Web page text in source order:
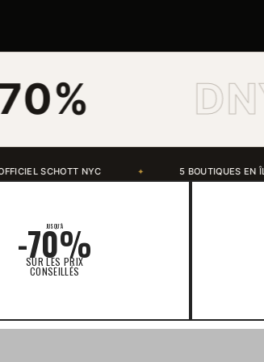
DNY
EN ÎLE-DE-FRANCE CLICK &
JUSQU'À
-70%
SUR LES PRIX
CONSEILLÉS